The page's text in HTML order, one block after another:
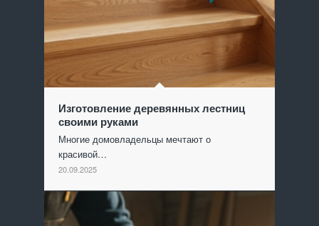
Изготовление деревянных лестниц
своими руками
Многие домовладельцы мечтают о
красивой…
20.09.2025